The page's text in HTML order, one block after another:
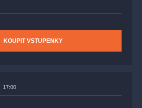
KOUPIT VSTUPENKY
17:00